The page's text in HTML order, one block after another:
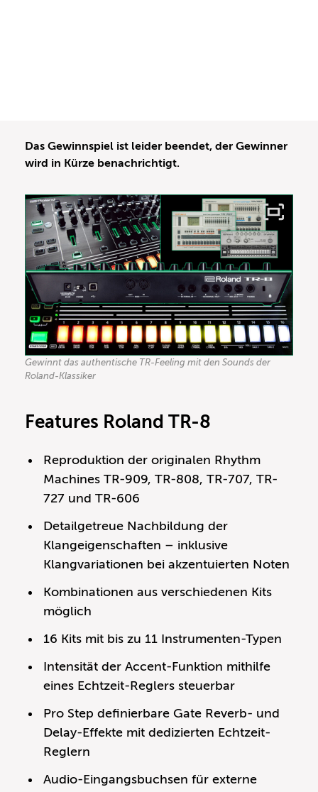
Das Gewinnspiel ist leider beendet, der Gewinner
wird in Kürze benachrichtigt.
Gewinnt das authentische TR-Feeling mit den Sounds der
Roland-Klassiker
Features Roland TR-8
Reproduktion der originalen Rhythm
Machines TR-909, TR-808, TR-707, TR-
727 und TR-606
Detailgetreue Nachbildung der
Klangeigenschaften – inklusive
Klangvariationen bei akzentuierten Noten
Kombinationen aus verschiedenen Kits
möglich
16 Kits mit bis zu 11 Instrumenten-Typen
Intensität der Accent-Funktion mithilfe
eines Echtzeit-Reglers steuerbar
Pro Step definierbare Gate Reverb- und
Delay-Effekte mit dedizierten Echtzeit-
Reglern
Audio-Eingangsbuchsen für externe